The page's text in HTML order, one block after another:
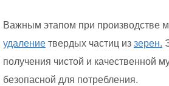
Важным этапом при производстве
удаление твердых частиц из зерен.
получения чистой и качественной
безопасной для потребления.